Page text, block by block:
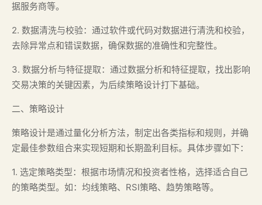
据服务商等。
2. 数据清洗与校验：通过软件或代码对数据进行清洗和校验，
去除异常点和错误数据，确保数据的准确性和完整性。
3. 数据分析与特征提取：通过数据分析和特征提取，找出影响
交易决策的关键因素，为后续策略设计打下基础。
二、策略设计
策略设计是通过量化分析方法，制定出各类指标和规则，并确
定最佳参数组合来实现短期和长期盈利目标。具体步骤如下：
1. 选定策略类型：根据市场情况和投资者性格，选择适合自己
的策略类型。如：均线策略、RSI策略、趋势策略等。